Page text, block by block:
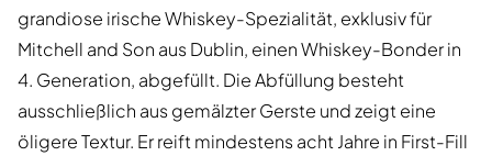
grandiose irische Whiskey-Spezialität, exklusiv für
Mitchell and Son aus Dublin, einen Whiskey-Bonder in
4. Generation, abgefüllt. Die Abfüllung besteht
ausschließlich aus gemälzter Gerste und zeigt eine
öligere Textur. Er reift mindestens acht Jahre in First-Fill